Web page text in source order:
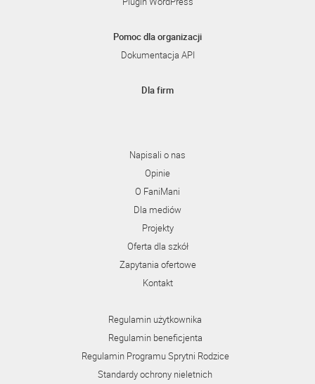
Pomoc dla organizacji
Dokumentacja API
Dla firm
Napisali o nas
Opinie
O FaniMani
Dla mediów
Projekty
Oferta dla szkół
Zapytania ofertowe
Kontakt
Regulamin użytkownika
Regulamin beneficjenta
Regulamin Programu Sprytni Rodzice
Standardy ochrony nieletnich